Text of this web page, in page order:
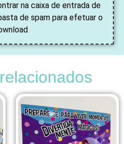
na caixa de entrada de
de spam para efetuar o